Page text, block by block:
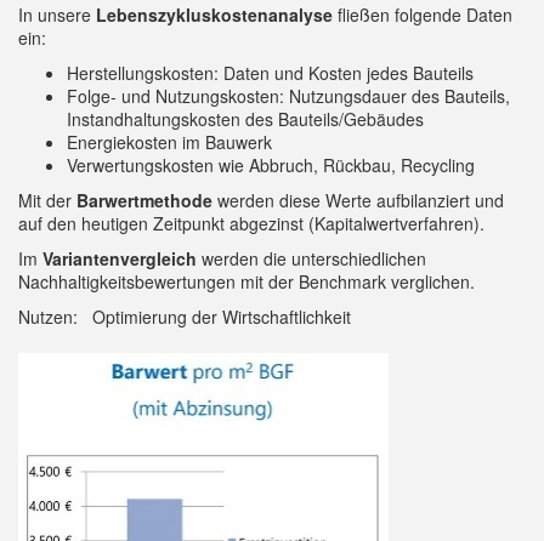
In unsere Lebenszykluskostenanalyse fließen folgende Daten
ein:​
Herstellungskosten: Daten und Kosten jedes Bauteils​
Folge- und Nutzungskosten: Nutzungsdauer des Bauteils, ​
Instandhaltungskosten des Bauteils/Gebäudes​
Energiekosten im Bauwerk​
Verwertungskosten wie Abbruch, Rückbau, Recycling
Mit der Barwertmethode werden diese Werte aufbilanziert und
auf den heutigen Zeitpunkt abgezinst (Kapitalwertverfahren)​.
Im Variantenvergleich werden die unterschiedlichen
Nachhaltigkeitsbewertungen mit der Benchmark verglichen​.
Nutzen: Optimierung der Wirtschaftlichkeit